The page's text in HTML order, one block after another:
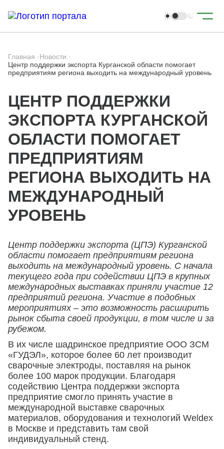
Главная ·Новости ·
Центр поддержки экспорта Курганской области помогает
предприятиям региона выходить на международный уровень
ЦЕНТР ПОДДЕРЖКИ
ЭКСПОРТА КУРГАНСКОЙ
ОБЛАСТИ ПОМОГАЕТ
ПРЕДПРИЯТИЯМ
РЕГИОНА ВЫХОДИТЬ НА
МЕЖДУНАРОДНЫЙ
УРОВЕНЬ
Центр поддержки экспорта (ЦПЭ) Курганской
области помогает предприятиям региона
выходить на международный уровень. С начала
текущего года при содействии ЦПЭ в крупных
международных выставках приняли участие 12
предприятий региона. Участие в подобных
мероприятиях – это возможность расширить
рынок сбыта своей продукции, в том числе и за
рубежом.
В их числе шадринское предприятие ООО ЗСМ
«ГУДЭЛ», которое более 60 лет производит
сварочные электроды, поставляя на рынок
более 100 марок продукции. Благодаря
содействию Центра поддержки экспорта
предприятие смогло принять участие в
международной выставке сварочных
материалов, оборудования и технологий Weldex
в Москве и представить там свой
индивидуальный стенд.